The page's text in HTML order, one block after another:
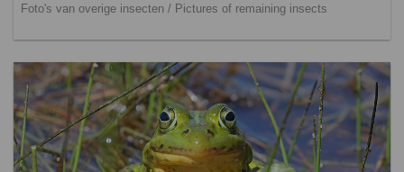
Foto's van overige insecten / Pictures of remaining insects